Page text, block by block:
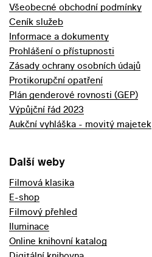
Všeobecné obchodní podmínky
Ceník služeb
Informace a dokumenty
Prohlášení o přístupnosti
Zásady ochrany osobních údajů
Protikorupční opatření
Plán genderové rovnosti (GEP)
Výpůjční řád 2023
Aukční vyhláška - movitý majetek
Další weby
Filmová klasika
E-shop
Filmový přehled
Iluminace
Online knihovní katalog